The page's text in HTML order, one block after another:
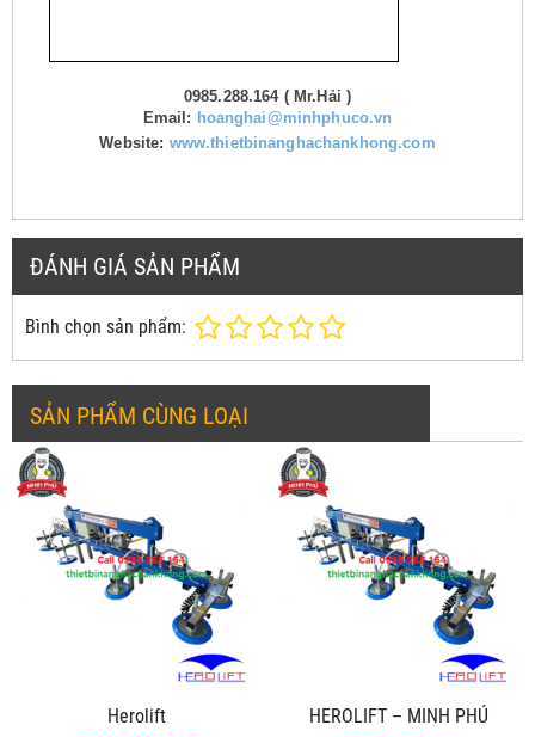
0985.288.164 ( Mr.Hải )
Email: hoanghai@minhphuco.vn
Website: www.thietbinanghachankhong.com
ĐÁNH GIÁ SẢN PHẨM
Bình chọn sản phẩm:
SẢN PHẨM CÙNG LOẠI
Herolift HEROLIFT – MINH PHÚ